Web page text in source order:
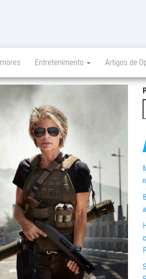
Entretenimento Artigos de